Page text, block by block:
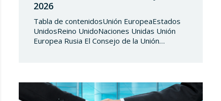
2026
Tabla de contenidosUnión EuropeaEstados
UnidosReino UnidoNaciones Unidas Unión
Europea Rusia El Consejo de la Unión
(UE) 2018/1542 relativo a la adopción de